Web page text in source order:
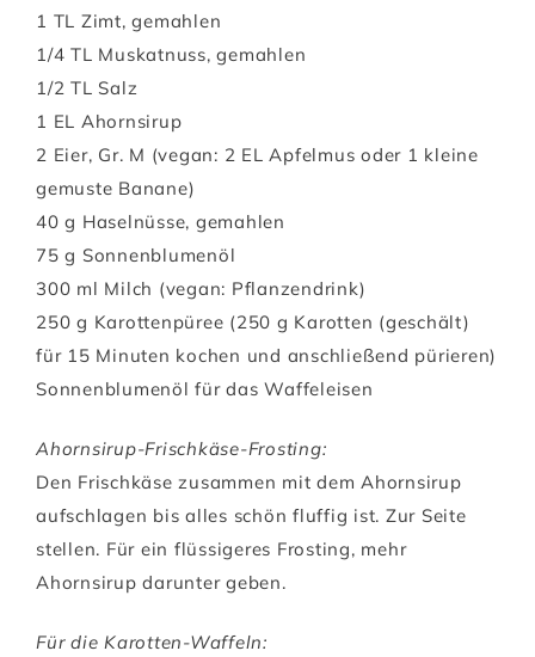
1 TL Zimt, gemahlen
1/4 TL Muskatnuss, gemahlen
1/2 TL Salz
1 EL Ahornsirup
2 Eier, Gr. M (vegan: 2 EL Apfelmus oder 1 kleine
gemuste Banane)
40 g Haselnüsse, gemahlen
75 g Sonnenblumenöl
300 ml Milch (vegan: Pflanzendrink)
250 g Karottenpüree (250 g Karotten (geschält)
für 15 Minuten kochen und anschließend pürieren)
Sonnenblumenöl für das Waffeleisen
Ahornsirup-Frischkäse-Frosting:
Den Frischkäse zusammen mit dem Ahornsirup
aufschlagen bis alles schön fluffig ist. Zur Seite
stellen. Für ein flüssigeres Frosting, mehr
Ahornsirup darunter geben.
Für die Karotten-Waffeln: